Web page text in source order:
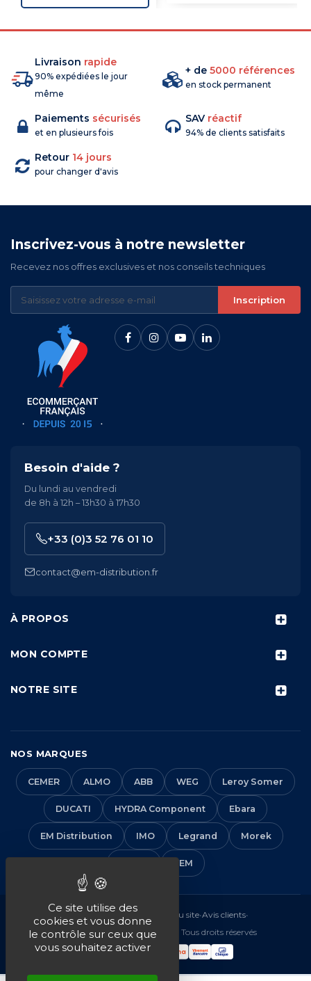
Livraison rapide
90% expédiées le jour
même
+ de 5000 références
en stock permanent
Paiements sécurisés
et en plusieurs fois
SAV réactif
94% de clients satisfaits
Retour 14 jours
pour changer d'avis
Inscrivez-vous à notre newsletter
Recevez nos offres exclusives et nos conseils techniques
Inscription
À PROPOS
MON COMPTE
NOTRE SITE
Besoin d'aide ?
Du lundi au vendredi
de 8h à 12h – 13h30 à 17h30
+33 (0)3 52 76 01 10
contact@em-distribution.fr
NOS MARQUES
CEMER ALMO ABB WEG Leroy Somer
DUCATI HYDRA Component Ebara
EM Distribution IMO Legrand Morek
VEM
Mentions légales•CGV Plan du site•Avis clients•
© 2016-2026 EM Distribution - Tous droits réservés
Ce site utilise des
cookies et vous donne
le contrôle sur ceux que
vous souhaitez activer